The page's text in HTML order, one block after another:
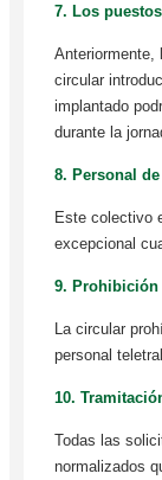
7. Los
Anteriormente,
circular
implantado
durante la
8. Personal
Este colectivo
excepcional
9. Prohibición
La circular
personal
10.
Todas las
normalizados